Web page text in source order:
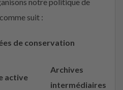
suit :
de conservation
active
Archives
intermédiaires